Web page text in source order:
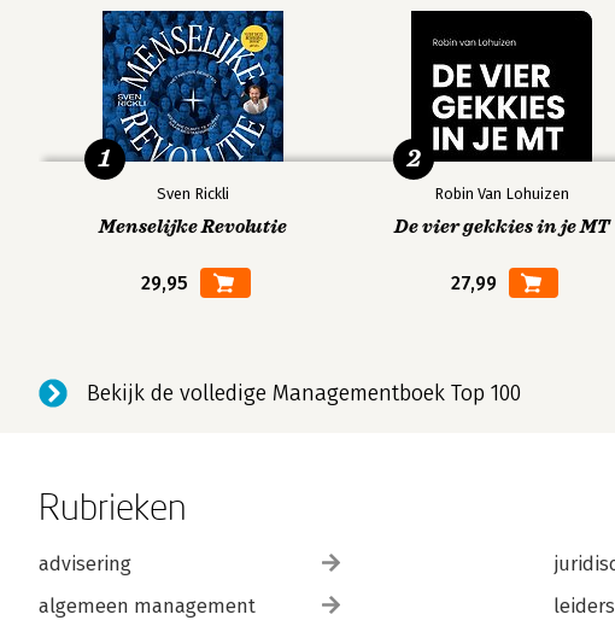
Sven Rickli
Menselijke Revolutie
29,95
1
Robin Van Lohuizen
De vier gekkies in je MT
27,99
2
Bekijk de volledige Managementboek Top 100
Rubrieken
advisering
algemeen management